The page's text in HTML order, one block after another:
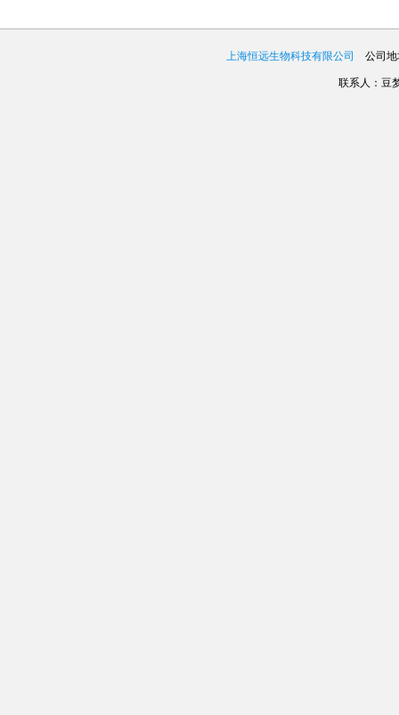
上海恒远生物科技有限公司 公司地
联系人：豆